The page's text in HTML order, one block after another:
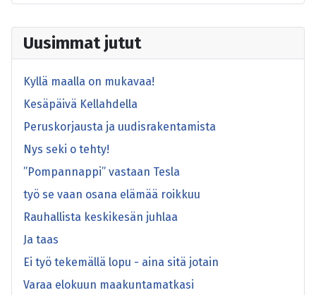
Uusimmat jutut
Kyllä maalla on mukavaa!
Kesäpäivä Kellahdella
Peruskorjausta ja uudisrakentamista
Nys seki o tehty!
”Pompannappi” vastaan Tesla
työ se vaan osana elämää roikkuu
Rauhallista keskikesän juhlaa
Ja taas
Ei työ tekemällä lopu - aina sitä jotain
Varaa elokuun maakuntamatkasi